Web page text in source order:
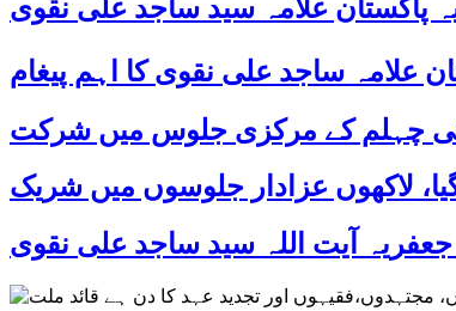
پاکستان علامہ سید ساجد علی نقوی
کی چہلم کے مرکزی جلوس میں شرکت